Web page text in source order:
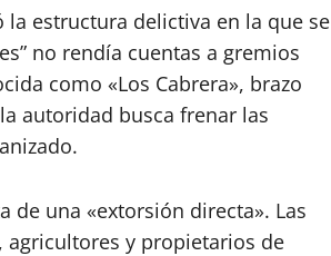
estructura delictiva en la que se
no rendía cuentas a gremios
como «Los Cabrera», brazo
autoridad busca frenar las
de una «extorsión directa». Las
y propietarios de